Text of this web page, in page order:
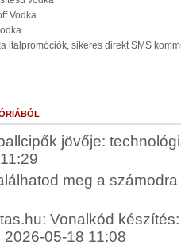
Vodka
italpromóciók, sikeres direkt SMS
jövője:
meg a
Vonalkód
05-18 11:08